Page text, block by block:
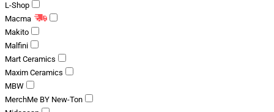
L-Shop
Macma
Makito
Malfini
Mart Ceramics
Maxim Ceramics
MBW
MerchMe BY New-Ton